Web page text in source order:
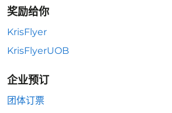
奖励给你
KrisFlyer
KrisFlyerUOB
企业预订
团体订票